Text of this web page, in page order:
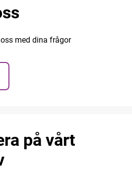
med dina frågor
på vårt